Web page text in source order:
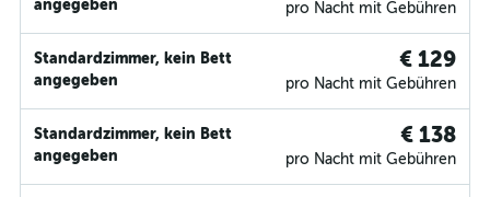
angegeben
pro Nacht mit Gebühren
Standardzimmer, kein Bett
angegeben
€ 129
pro Nacht mit Gebühren
Standardzimmer, kein Bett
angegeben
€ 138
pro Nacht mit Gebühren